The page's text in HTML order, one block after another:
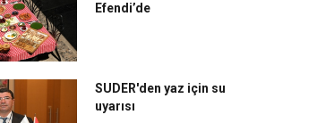
Efendi’de
SUDER'den yaz için su
uyarısı